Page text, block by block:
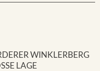
WINKLERBERG
LAGE